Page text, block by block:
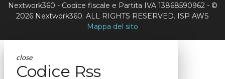
Nextwork360 - Codice fiscale e Partita IVA 13868590962 - ©
2026 Nextwork360. ALL RIGHTS RESERVED. ISP AWS
Mappa del sito
close
Codice Rss